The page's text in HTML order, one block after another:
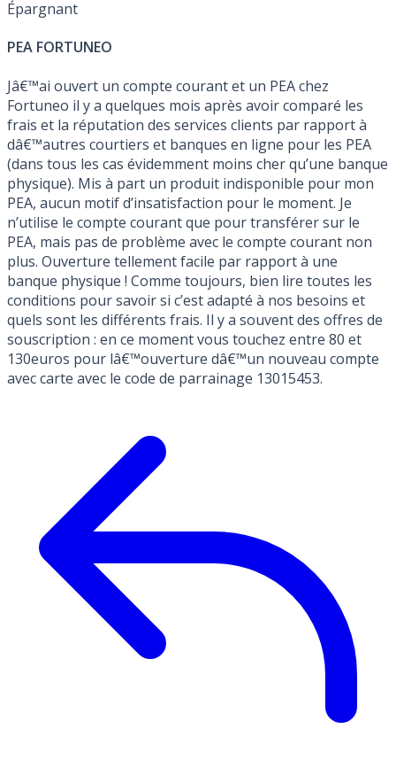
Épargnant
PEA FORTUNEO
Jâ€™ai ouvert un compte courant et un PEA chez
Fortuneo il y a quelques mois après avoir comparé les
frais et la réputation des services clients par rapport à
dâ€™autres courtiers et banques en ligne pour les PEA
(dans tous les cas évidemment moins cher qu’une banque
physique). Mis à part un produit indisponible pour mon
PEA, aucun motif d’insatisfaction pour le moment. Je
n’utilise le compte courant que pour transférer sur le
PEA, mais pas de problème avec le compte courant non
plus. Ouverture tellement facile par rapport à une
banque physique ! Comme toujours, bien lire toutes les
conditions pour savoir si c’est adapté à nos besoins et
quels sont les différents frais. Il y a souvent des offres de
souscription : en ce moment vous touchez entre 80 et
130euros pour lâ€™ouverture dâ€™un nouveau compte
avec carte avec le code de parrainage 13015453.